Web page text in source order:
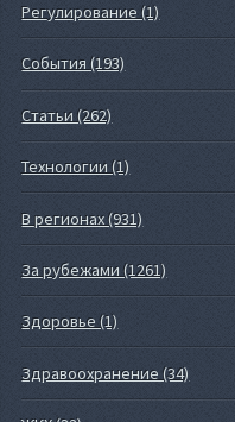
Регулирование (1)
События (193)
Статьи (262)
Технологии (1)
В регионах (931)
За рубежами (1261)
Здоровье (1)
Здравоохранение (34)